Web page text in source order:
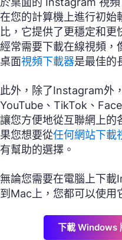
在您的計算機上進行初始
比，它提供了更穩定和
經常需要下載在線視頻，
桌面視頻下載器是最佳的
此外，除了Instagram外
YouTube、TikTok、
讓您方便地從互聯網上的
果您想要從任何網站下載
有幫助的選擇。
無論您需要在電腦上下
到Mac上，您都可以使用
下載 Windows